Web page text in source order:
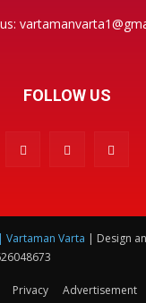
FOLLOW US
| Vartaman Varta | Design
Privacy Advertisement